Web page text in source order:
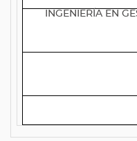
INGENIERÍA EN